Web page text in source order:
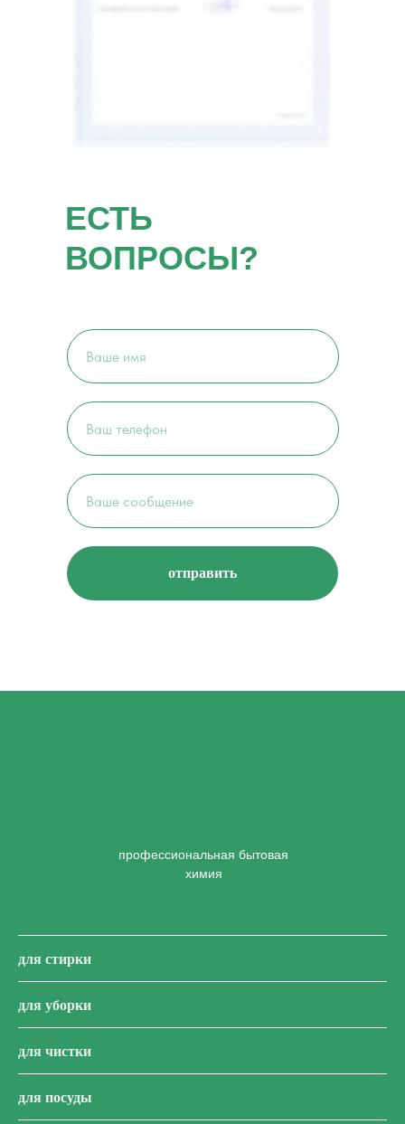
ВОПРОСЫ?
отправить
ЕСТЬ
профессиональная бытовая
химия
для стирки
для уборки
для чистки
для посуды